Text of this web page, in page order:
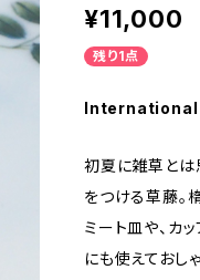
¥11,000
残り1点
初夏に雑草とは
をつける草藤。
ミート皿や、カ
にも使えておし